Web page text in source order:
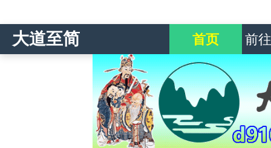
大道至简 首页 前